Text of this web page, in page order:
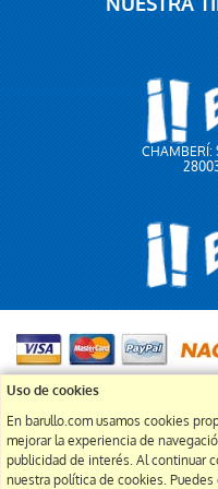
CHAMBERÍ:
91 399 34 84
info@barullo.com
Uso de cookies
En barullo.com usamos cookies
mejorar la experiencia de
publicidad de interés. Al continuar
nuestra política de cookies.